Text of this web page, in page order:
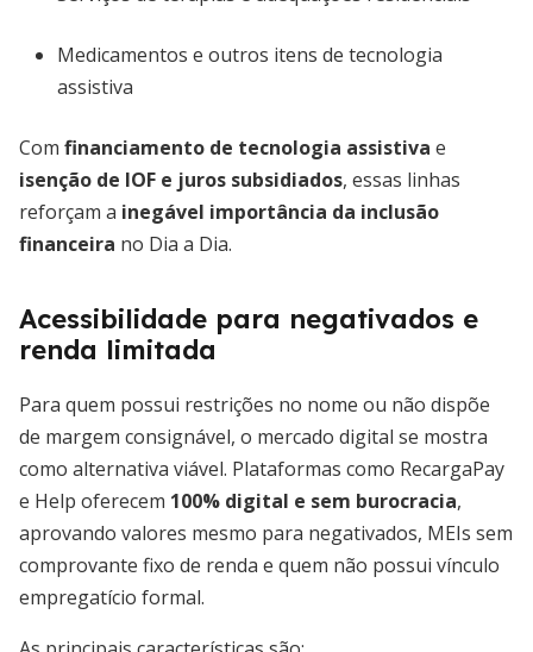
Medicamentos e outros itens de tecnologia
assistiva
Com financiamento de tecnologia assistiva e
isenção de IOF e juros subsidiados, essas linhas
reforçam a inegável importância da inclusão
financeira no Dia a Dia.
Acessibilidade para negativados e
renda limitada
Para quem possui restrições no nome ou não dispõe
de margem consignável, o mercado digital se mostra
como alternativa viável. Plataformas como RecargaPay
e Help oferecem 100% digital e sem burocracia,
aprovando valores mesmo para negativados, MEIs sem
comprovante fixo de renda e quem não possui vínculo
empregatício formal.